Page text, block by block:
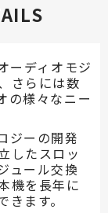
ーディオモジ
さらには数
の様々なニー
ジーの開発
したスロッ
ュール交換
機を長年に
ます。